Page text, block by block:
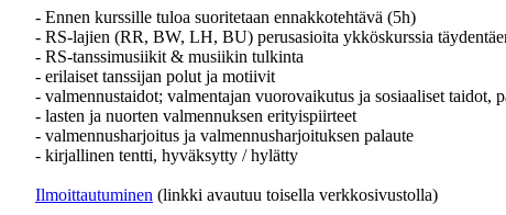
- Ennen kurssille tuloa suoritetaan ennakkotehtävä (5h)
- RS-lajien (RR, BW, LH, BU) perusasioita ykköskurssia
- RS-tanssimusiikit & musiikin tulkinta
- erilaiset tanssijan polut ja motiivit
- valmennustaidot; valmentajan vuorovaikutus ja sosiaaliset taidot,
- lasten ja nuorten valmennuksen erityispiirteet
- valmennusharjoitus ja valmennusharjoituksen palaute
- kirjallinen tentti, hyväksytty / hylätty
Ilmoittautuminen (linkki avautuu toisella verkkosivustolla)